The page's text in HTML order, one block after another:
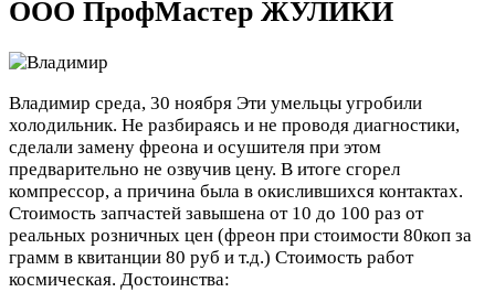
ООО ПрофМастер ЖУЛИКИ
Владимир среда, 30 ноября Эти умельцы угробили
холодильник. Не разбираясь и не проводя диагностики,
сделали замену фреона и осушителя при этом
предварительно не озвучив цену. В итоге сгорел
компрессор, а причина была в окислившихся контактах.
Стоимость запчастей завышена от 10 до 100 раз от
реальных розничных цен (фреон при стоимости 80коп за
грамм в квитанции 80 руб и т.д.) Стоимость работ
космическая. Достоинства: